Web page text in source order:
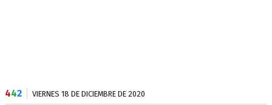
442 VIERNES 18 DE DICIEMBRE DE 2020